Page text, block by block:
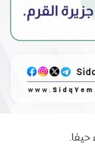
حيفا.